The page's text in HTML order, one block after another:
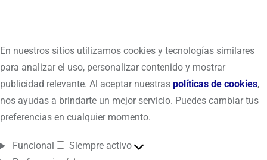
En nuestros sitios utilizamos cookies y tecnologías similares
para analizar el uso, personalizar contenido y mostrar
publicidad relevante. Al aceptar nuestras políticas de cookies,
nos ayudas a brindarte un mejor servicio. Puedes cambiar tus
preferencias en cualquier momento.
Funcional
Siempre activo